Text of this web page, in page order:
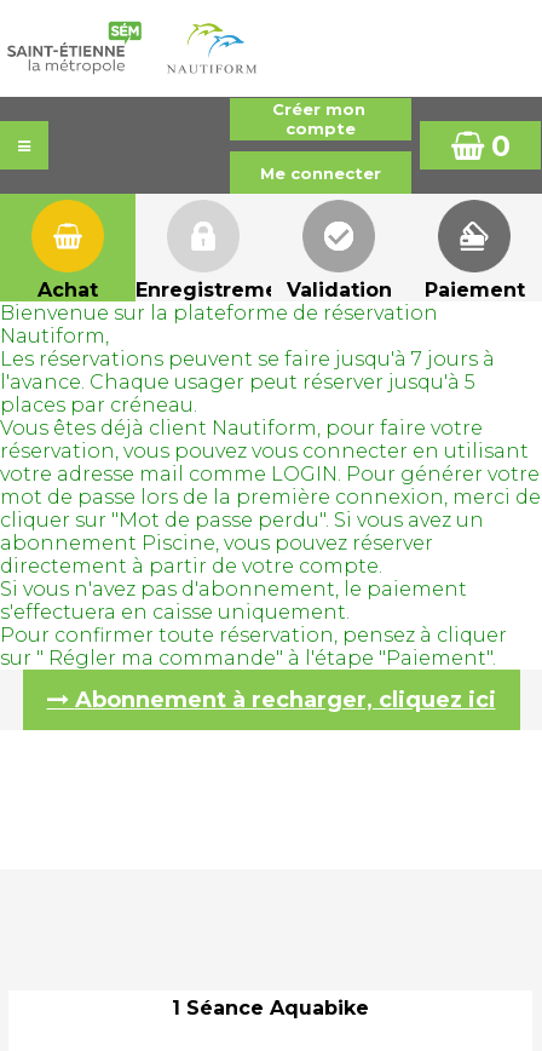
0
Achat EnregistrementValidation
Paiement
Bienvenue sur la plateforme de réservation
Nautiform,
Les réservations peuvent se faire jusqu'à 7 jours à
l'avance. Chaque usager peut réserver jusqu'à 5
places par créneau.
Vous êtes déjà client Nautiform, pour faire votre
réservation, vous pouvez vous connecter en utilisant
votre adresse mail comme LOGIN. Pour générer votre
mot de passe lors de la première connexion, merci de
cliquer sur "Mot de passe perdu". Si vous avez un
abonnement Piscine, vous pouvez réserver
directement à partir de votre compte.
Si vous n'avez pas d'abonnement, le paiement
s'effectuera en caisse uniquement.
Pour confirmer toute réservation, pensez à cliquer
sur " Régler ma commande" à l'étape "Paiement".
Abonnement à recharger, cliquez ici
1 Séance Aquabike